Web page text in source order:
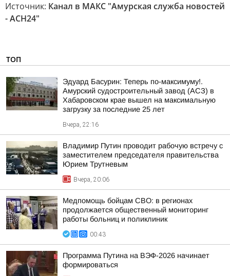
Источник: Канал в МАКС "Амурская служба новостей
- АСН24"
ТОП
Эдуард Басурин: Теперь по-максимуму!.
Амурский судостроительный завод (АСЗ) в
Хабаровском крае вышел на максимальную
загрузку за последние 25 лет
Вчера, 22:16
Владимир Путин проводит рабочую встречу с
заместителем председателя правительства
Юрием Трутневым
Вчера, 20:06
Медпомощь бойцам СВО: в регионах
продолжается общественный мониторинг
работы больниц и поликлиник
00:43
Программа Путина на ВЭФ-2026 начинает
формироваться